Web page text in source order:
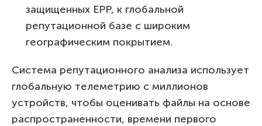
защищенных EPP, к глобальной
репутационной базе с широким
географическим покрытием.
Система репутационного анализа использует
глобальную телеметрию с миллионов
устройств, чтобы оценивать файлы на основе
распространенности, времени первого